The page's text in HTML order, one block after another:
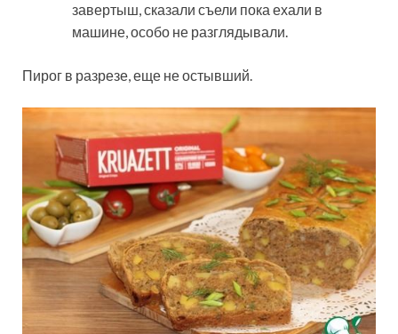
завертыш, сказали съели пока ехали в
машине, особо не разглядывали.
Пирог в разрезе, еще не остывший.